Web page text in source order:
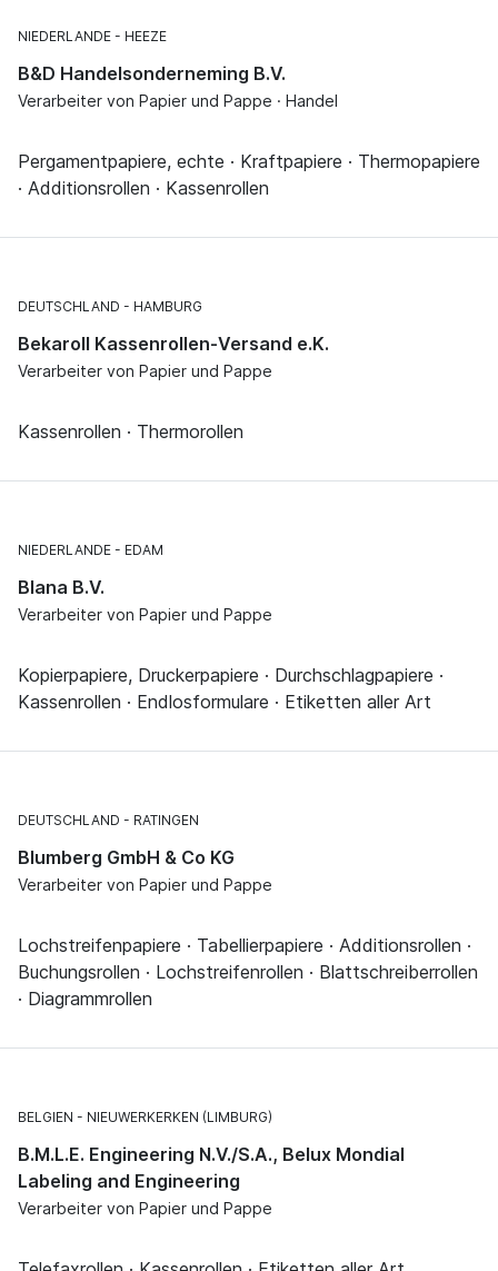
NIEDERLANDE HEEZE
B&D Handelsonderneming B.V.
Verarbeiter von Papier und Pappe · Handel
Pergamentpapiere, echte · Kraftpapiere · Thermopapiere
· Additionsrollen · Kassenrollen
DEUTSCHLAND HAMBURG
Bekaroll Kassenrollen-Versand e.K.
Verarbeiter von Papier und Pappe
Kassenrollen · Thermorollen
NIEDERLANDE EDAM
Blana B.V.
Verarbeiter von Papier und Pappe
Kopierpapiere, Druckerpapiere · Durchschlagpapiere ·
Kassenrollen · Endlosformulare · Etiketten aller Art
DEUTSCHLAND RATINGEN
Blumberg GmbH & Co KG
Verarbeiter von Papier und Pappe
Lochstreifenpapiere · Tabellierpapiere · Additionsrollen ·
Buchungsrollen · Lochstreifenrollen · Blattschreiberrollen
· Diagrammrollen
BELGIEN NIEUWERKERKEN (LIMBURG)
B.M.L.E. Engineering N.V./S.A., Belux Mondial
Labeling and Engineering
Verarbeiter von Papier und Pappe